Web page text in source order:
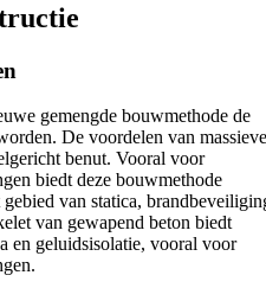
gemengde bouwmethode de
De voordelen van massieve
benut. Vooral voor
biedt deze bouwmethode
van statica,
van gewapend beton biedt
en geluidsisolatie, vooral voor